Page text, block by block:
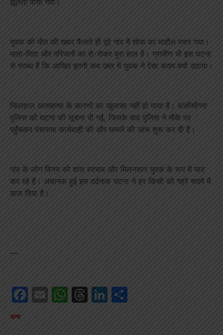
युवक की मौत की खबर फैलते ही पूरे गांव में शोक का माहौल पसर गया।
माता-पिता और परिजनों का रो-रोकर बुरा हाल है। ग्रामीण भी इस घटना
से स्तब्ध हैं कि आखिर इतनी कम उम्र में युवक ने ऐसा कदम क्यों उठाया।
फिलहाल आत्महत्या के कारणों का खुलासा नहीं हो पाया है। बांकीमोंगरा
पुलिस को घटना की सूचना दी गई, जिसके बाद पुलिस ने मौके पर
पहुँचकर पंचनामा कार्यवाही की और मामले की जांच शुरू कर दी है।
गांव के लोग विनय को शांत स्वभाव और मिलनसार युवक के रूप में याद
कर रहे हैं। अचानक हुई इस दर्दनाक घटना ने हर किसी को गहरे सदमे में
डाल दिया है।
—
Facebook
EmailWhatsApp
Threads
LinkedIn
अन्य